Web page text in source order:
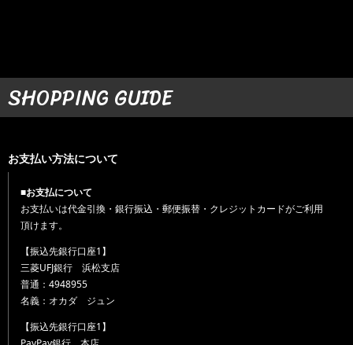
SHOPPING GUIDE
お支払い方法について
■お支払について
お支払いは代金引換・銀行振込・郵便振替・クレジットカードがご利用
頂けます。
【振込先銀行口座1】
三菱UFJ銀行 浜松支店
普通：4948955
名義：オカダ ジュン
【振込先銀行口座1】